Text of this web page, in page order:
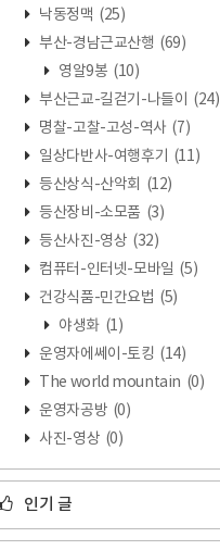
낙동정맥 (25)
부산-경남근교산행 (69)
영알9봉 (10)
부산근교-길걷기-나들이
(24)
명찰-고찰-고성-역사 (7)
일상다반사-여행후기
(11)
등산상식-산악회
(12)
등산장비-소모품 (3)
등산사진-영상 (32)
컴퓨터-인터넷-모바일 (5)
건강식품-민간요법 (5)
야생화 (1)
운영자에쎄이-토킹 (14)
The world mountain (0)
운영자공방 (0)
사진-영상 (0)
인기 글